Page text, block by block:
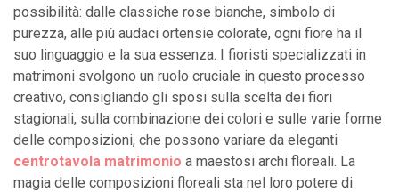
possibilità: dalle classiche rose bianche, simbolo di
purezza, alle più audaci ortensie colorate, ogni fiore ha il
suo linguaggio e la sua essenza. I fioristi specializzati in
matrimoni svolgono un ruolo cruciale in questo processo
creativo, consigliando gli sposi sulla scelta dei fiori
stagionali, sulla combinazione dei colori e sulle varie forme
delle composizioni, che possono variare da eleganti
centrotavola matrimonio a maestosi archi floreali. La
magia delle composizioni floreali sta nel loro potere di